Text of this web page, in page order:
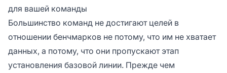
для вашей команды
Большинство команд не достигают целей в
отношении бенчмарков не потому, что им не хватает
данных, а потому, что они пропускают этап
установления базовой линии. Прежде чем